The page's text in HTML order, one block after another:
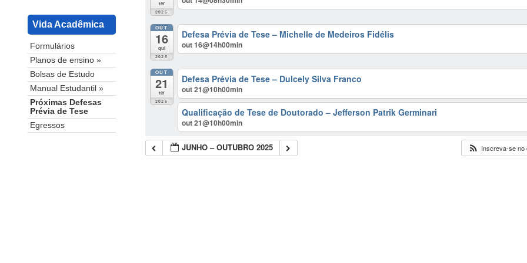
Vida Acadêmica
Formulários
Planos de ensino »
Bolsas de Estudo
Manual Estudantil »
Próximas Defesas
Prévia de Tese
Egressos
ter
2025
OUT
16
qui
2025
Defesa Prévia de Tese – Michelle de Medeiros Fidélis
out 16@14h00min
OUT
21
ter
2025
Defesa Prévia de Tese – Dulcely Silva Franco
out 21@10h00min
Qualificação de Tese de Doutorado – Jefferson Patrik Germinari
out 21@10h00min
JUNHO – OUTUBRO 2025 Inscreva-se no